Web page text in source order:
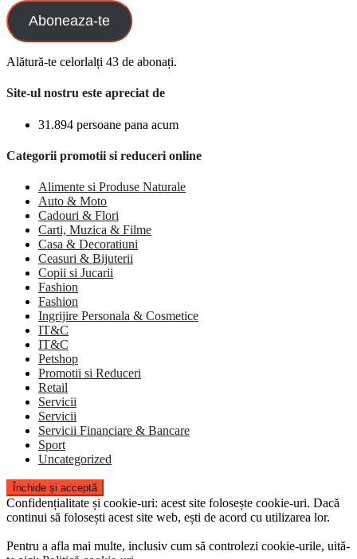
Aboneaza-te
Alătură-te celorlalți 43 de abonați.
Site-ul nostru este apreciat de
31.894 persoane pana acum
Categorii promotii si reduceri online
Alimente si Produse Naturale
Auto & Moto
Cadouri & Flori
Carti, Muzica & Filme
Casa & Decoratiuni
Ceasuri & Bijuterii
Copii si Jucarii
Fashion
Fashion
Ingrijire Personala & Cosmetice
IT&C
IT&C
Petshop
Promotii si Reduceri
Retail
Servicii
Servicii
Servicii Financiare & Bancare
Sport
Uncategorized
Confidențialitate și cookie-uri: acest site folosește cookie-uri. Dacă
continui să folosești acest site web, ești de acord cu utilizarea lor.
Pentru a afla mai multe, inclusiv cum să controlezi cookie-urile, uită-